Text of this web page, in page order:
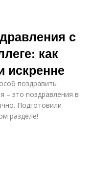
с
как
искренне
поздравить
– это поздравления в
Подготовили
разделе!